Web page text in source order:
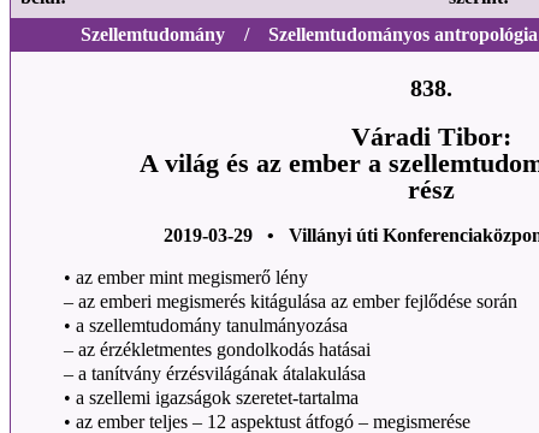
Szellemtudomány / Szellemtudományos antropológia
838.
Váradi Tibor:
A világ és az ember a
rész
2019-03-29 • Villányi úti
• az ember mint megismerő lény
– az emberi megismerés kitágulása az ember fejlődése során
• a szellemtudomány tanulmányozása
– az érzékletmentes gondolkodás hatásai
– a tanítvány érzésvilágának átalakulása
• a szellemi igazságok szeretet-tartalma
• az ember teljes – 12 aspektust átfogó – megismerése